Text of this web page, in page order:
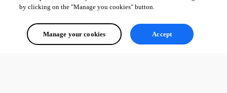
by clicking on the "Manage you cookies" button.
Manage your cookies Accept